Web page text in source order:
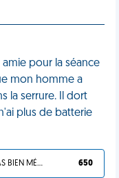
pour la séance
mon homme a
la serrure. Il dort
plus de batterie
TU L'AS BIEN MÉRITÉ 650